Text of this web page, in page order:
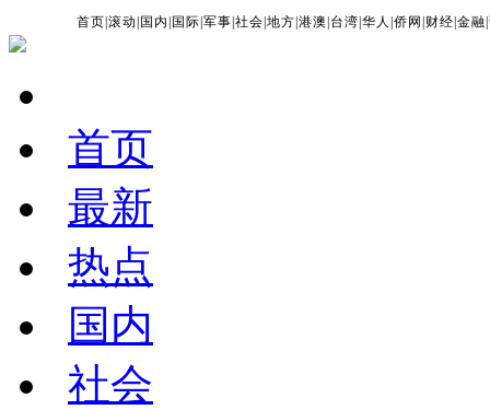
首页 |滚动 国内 国际 |军事 |社会 |地方 |港澳 台湾 |华人 |侨网 财经 |金融 |
首页
最新
热点
国内
社会